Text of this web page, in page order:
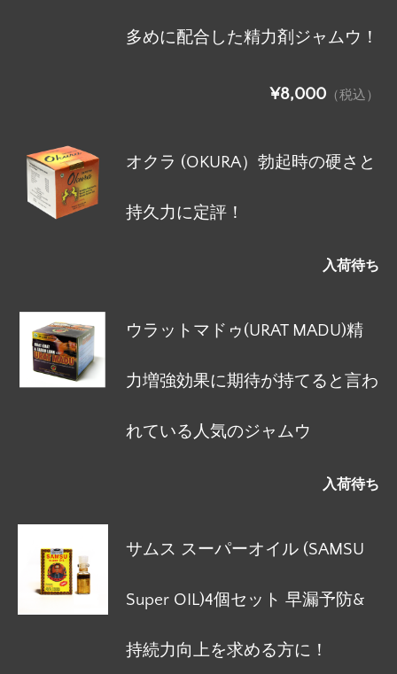
多めに配合した精力剤ジャムウ！
¥8,000 （税込）
オクラ (OKURA）勃起時の硬さと
持久力に定評！
入荷待ち
ウラットマドゥ(URAT MADU)精
力増強効果に期待が持てると言わ
れている人気のジャムウ
入荷待ち
サムス スーパーオイル (SAMSU
Super OIL)4個セット 早漏予防&
持続力向上を求める方に！